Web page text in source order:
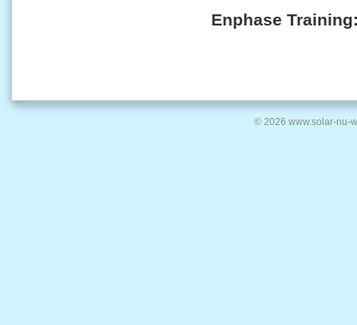
Enphase
© 2026 www.solar-nu-